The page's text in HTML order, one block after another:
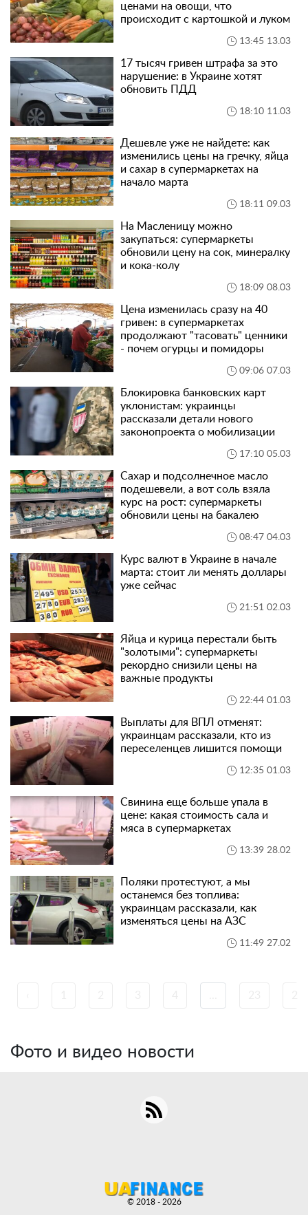
ценами на овощи, что
происходит с картошкой и луком
13:45 13.03
17 тысяч гривен штрафа за это
нарушение: в Украине хотят
обновить ПДД
18:10 11.03
Дешевле уже не найдете: как
изменились цены на гречку, яйца
и сахар в супермаркетах на
начало марта
18:11 09.03
На Масленицу можно
закупаться: супермаркеты
обновили цену на сок, минералку
и кока-колу
18:09 08.03
Цена изменилась сразу на 40
гривен: в супермаркетах
продолжают "тасовать" ценники
- почем огурцы и помидоры
09:06 07.03
Блокировка банковских карт
уклонистам: украинцы
рассказали детали нового
законопроекта о мобилизации
17:10 05.03
Сахар и подсолнечное масло
подешевели, а вот соль взяла
курс на рост: супермаркеты
обновили цены на бакалею
08:47 04.03
Курс валют в Украине в начале
марта: стоит ли менять доллары
уже сейчас
21:51 02.03
Яйца и курица перестали быть
"золотыми": супермаркеты
рекордно снизили цены на
важные продукты
22:44 01.03
Выплаты для ВПЛ отменят:
украинцам рассказали, кто из
переселенцев лишится помощи
12:35 01.03
Свинина еще больше упала в
цене: какая стоимость сала и
мяса в супермаркетах
13:39 28.02
Поляки протестуют, а мы
останемся без топлива:
украинцам рассказали, как
изменяться цены на АЗС
11:49 27.02
Фото и видео новости
© 2018 - 2026